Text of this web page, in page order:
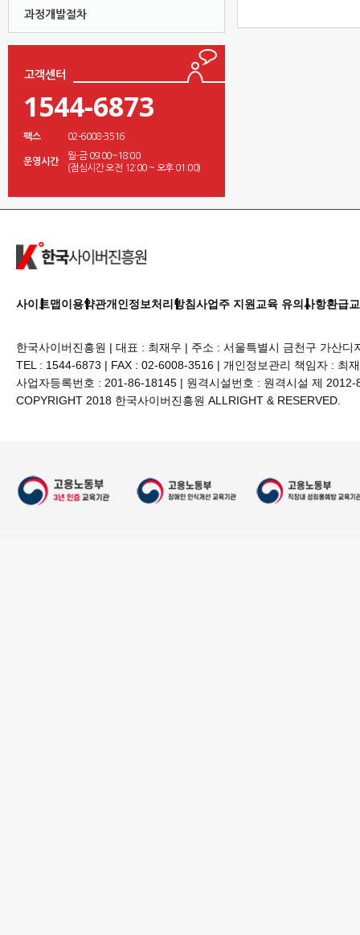
과정개발절차
고객센터
1544-6873
팩스 02-6008-3516
운영시간
월-금 09:00~18:00
(점심시간 오전 12:00 ~ 오후 01:00)
산업안전보건
사이트맵 이용약관개인정보처리방침사업주 지원교육 유의사항환급
한국사이버진흥원 | 대표 : 최재우 | 주소 : 서울특별시 금천구 가산
TEL : 1544-6873 | FAX : 02-6008-3516 | 개인정보관리 책임자 : 최
사업자등록번호 : 201-86-18145 | 원격시설번호 : 원격시설 제
COPYRIGHT 2018 한국사이버진흥원 ALLRIGHT & RESERVED.